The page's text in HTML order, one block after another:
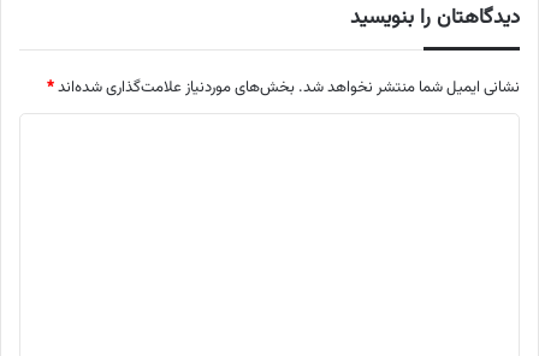
دیدگاهتان را بنویسید
نشانی ایمیل شما منتشر نخواهد شد. بخش‌های موردنیاز علامت‌گذاری شده‌اند*